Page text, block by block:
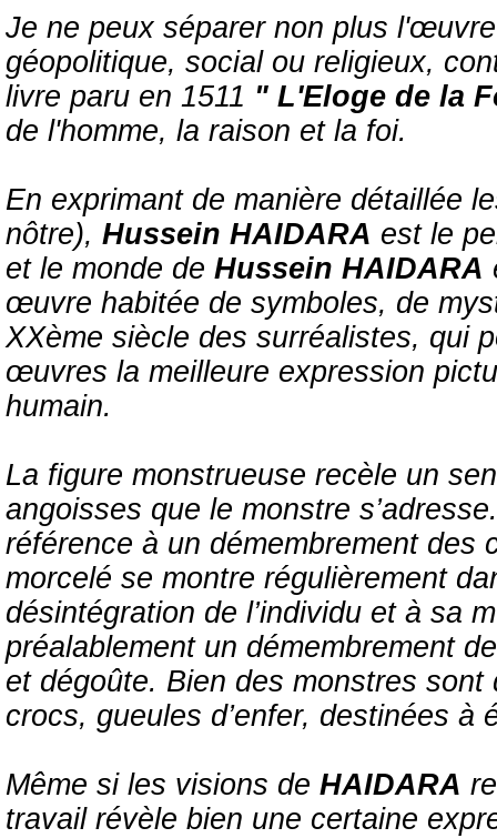
Je ne peux séparer non plus
géopolitique, social ou religieux,
livre paru en 1511 " L'Eloge de la
de l'homme, la raison et la foi.
En exprimant de manière détaillée
nôtre), Hussein HAIDARA est le
et le monde de Hussein HAIDARA
œuvre habitée de symboles, de
XXème siècle des surréalistes, qui
œuvres la meilleure expression
humain.
La figure monstrueuse recèle un
angoisses que le monstre
référence à un démembrement des
morcelé se montre régulièrement
désintégration de l’individu et à sa
préalablement un démembrement
et dégoûte. Bien des monstres
crocs, gueules d’enfer, destinées à
Même si les visions de HAIDARA
travail révèle bien une certaine